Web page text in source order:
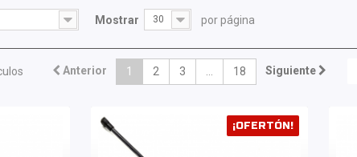
Mostrar 30 por página
Anterior 1 2 3 18 Siguiente
¡OFERTÓN!